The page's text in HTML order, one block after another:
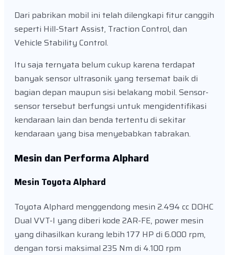
Dari pabrikan mobil ini telah dilengkapi fitur canggih
seperti Hill-Start Assist, Traction Control, dan
Vehicle Stability Control.
Itu saja ternyata belum cukup karena terdapat
banyak sensor ultrasonik yang tersemat baik di
bagian depan maupun sisi belakang mobil. Sensor-
sensor tersebut berfungsi untuk mengidentifikasi
kendaraan lain dan benda tertentu di sekitar
kendaraan yang bisa menyebabkan tabrakan.
Mesin dan Performa Alphard
Mesin Toyota Alphard
Toyota Alphard menggendong mesin 2.494 cc DOHC
Dual VVT-I yang diberi kode 2AR-FE, power mesin
yang dihasilkan kurang lebih 177 HP di 6.000 rpm,
dengan torsi maksimal 235 Nm di 4.100 rpm